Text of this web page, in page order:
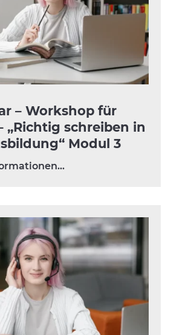
– Workshop für
„Richtig schreiben in
Modul 3